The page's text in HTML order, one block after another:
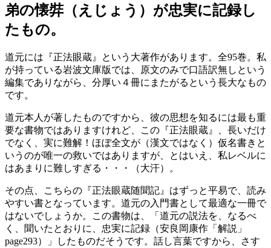
弟の懐弉（えじょう）が忠実に記録し
たもの。
道元には『正法眼蔵』という大著作があります。全95巻。私
が持っている岩波文庫版では、原文のみで口語訳無しという
編集でありながら、分厚い４冊にまたがるという長大なもの
です。
道元本人が著したものですから、彼の思想を知るには最も重
要な書物ではありますけれど、この『正法眼蔵』、長いだけ
でなく、実に難解！ほぼ全文が（漢文ではなく）仮名書きと
いうのが唯一の救いではありますが、とはいえ、私レベルに
はあまりに難しすぎる・・・（大汗）。
その点、こちらの『正法眼蔵随聞記』はずっと平易で、読み
やすい書となっています。道元の入門書として最適な一冊で
はないでしょうか。この書物は、「道元の説法を、なるべ
く、聞いたとおりに、忠実に記録（安良岡康作「解説」
page293）」したものだそうです。話し言葉ですから、さす